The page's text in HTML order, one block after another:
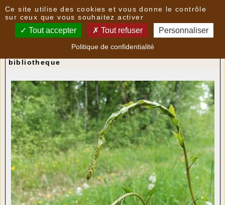
Nouvelles
C'est le moment pour consommer des
bibliotheque
Ce site utilise des cookies et vous donne le contrôle
sur ceux que vous souhaitez activer
Tout accepter Tout refuser Personnaliser
Politique de confidentialité